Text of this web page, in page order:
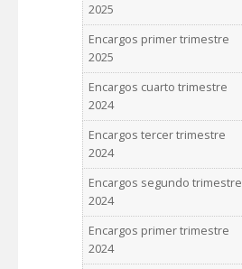
2025
Encargos primer trimestre
2025
Encargos cuarto trimestre
2024
Encargos tercer trimestre
2024
Encargos segundo trimestre
2024
Encargos primer trimestre
2024